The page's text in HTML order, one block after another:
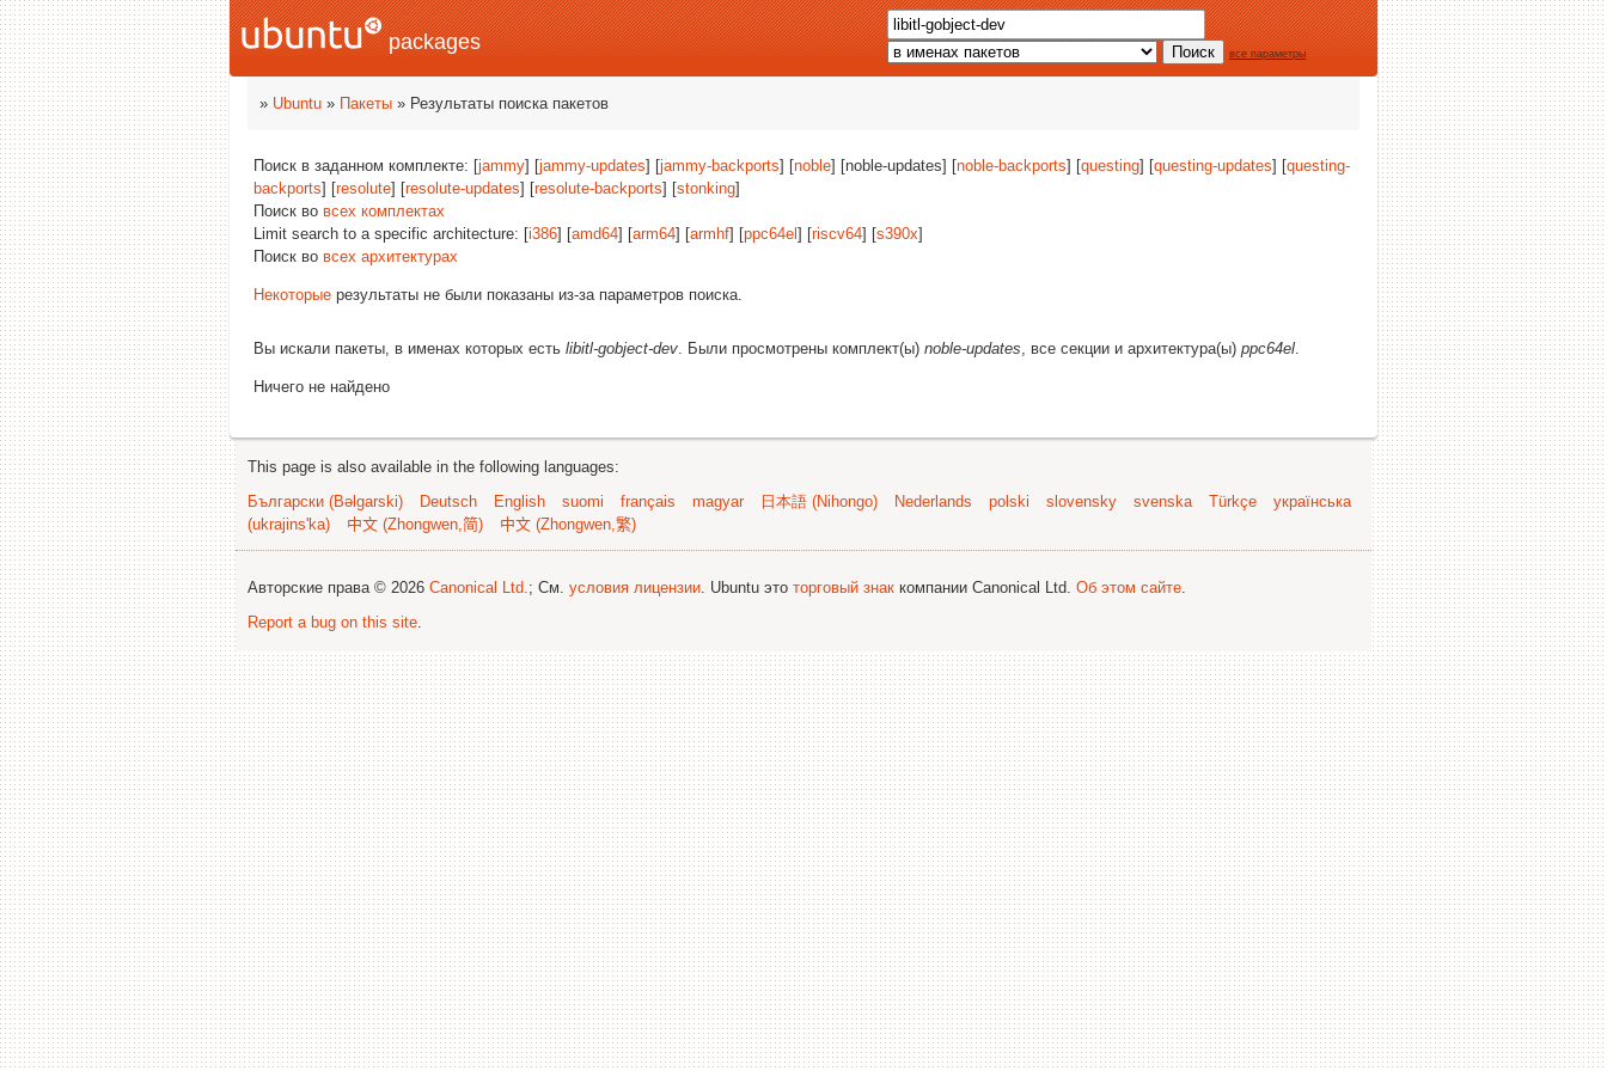
packages все параметры
» Ubuntu » Пакеты » Результаты поиска пакетов
Поиск в заданном комплекте: [jammy] [jammy-updates] [jammy-backports] [noble] [noble-updates] [noble-backports] [questing] [questing-updates] [questing-
backports] [resolute] [resolute-updates] [resolute-backports] [stonking]
Поиск во всех комплектах
Limit search to a specific architecture: [i386] [amd64] [arm64] [armhf] [ppc64el ] [riscv64] [s390x]
Поиск во всех архитектурах
Некоторые результаты не были показаны из-за параметров поиска.
Вы искали пакеты, в именах которых есть libitl-gobject-dev. Были просмотрены комплект(ы) noble-updates, все секции и архитектура(ы) ppc64el.
Ничего не найдено
This page is also available in the following languages:
Български (Bəlgarski)
Deutsch English suomi français magyar 日本語 (Nihongo) Nederlands polski slovensky svenska Türkçe
українська
(ukrajins'ka)
中文 (Zhongwen,简) 中文 (Zhongwen,繁)
Авторские права © 2026 Canonical Ltd.; См. условия лицензии. Ubuntu это торговый знак компании Canonical Ltd. Об этом сайте.
Report a bug on this site.